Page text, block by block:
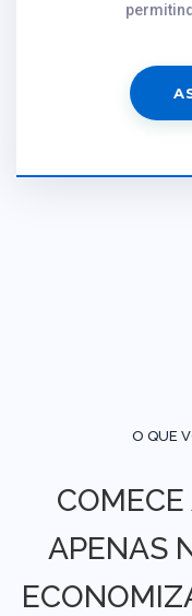
O QUE
APENAS